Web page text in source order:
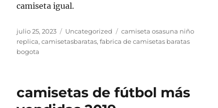
camiseta igual.
Publicado
el
julio 25, 2023 Categorías
Uncategorized Etiquetas
camiseta osasuna niño
replica,camisetasbaratas,fabrica de camisetas baratas
bogota
camisetas de fútbol más